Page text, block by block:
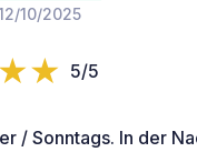
10/2025
5/5
/ Sonntags. In der